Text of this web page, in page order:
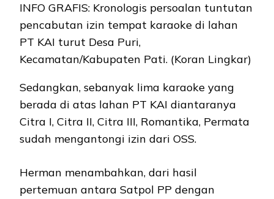
INFO GRAFIS: Kronologis persoalan tuntutan
pencabutan izin tempat karaoke di lahan
PT KAI turut Desa Puri,
Kecamatan/Kabupaten Pati. (Koran Lingkar)
Sedangkan, sebanyak lima karaoke yang
berada di atas lahan PT KAI diantaranya
Citra I, Citra II, Citra III, Romantika, Permata
sudah mengantongi izin dari OSS.
Herman menambahkan, dari hasil
pertemuan antara Satpol PP dengan